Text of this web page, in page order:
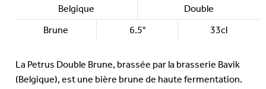
Belgique Double
Brune 6.5° 33cl
La Petrus Double Brune, brassée par la brasserie Bavik
(Belgique), est une bière brune de haute fermentation.